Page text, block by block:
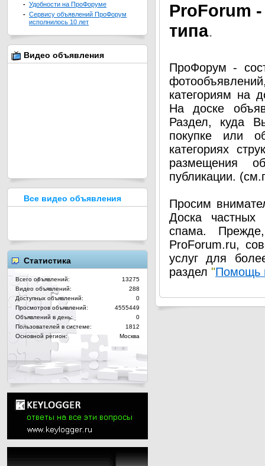
ProForum
типа.
ПроФорум -
категориям на
На доске
Раздел, куда
покупке или
категориях
размещения
публикации.
Просим
Доска частных
спама.
ProForum.ru,
услуг для
раздел "Помощь
- Удобности на ПроФоруме
- Сервису объявлений ПроФорум
исполнилось 10 лет
Видео объявления
Все видео объявления
Статистика
Всего объявлений:
13275
Видео объявлений:
288
Доступных объявлений:
0
Просмотров объявлений:
4555449
Объявлений в день:
0
Пользователей в системе:
1812
Основной регион:
Москва